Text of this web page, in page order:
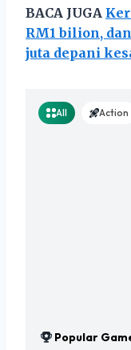
BACA JUGA
RM1 bilion,
juta depani